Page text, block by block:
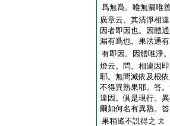
爲無爲。唯無漏唯
廣章云。其清淨相
因者即因也。因體
漏有爲也。果法通
有即因。因體唯淨
燈云。問。相違因
耶。無間滅依及根
不得異熟果耶。答
違因。倶是現行。
爾如何名有異熟。
果稍遙不説得之 文